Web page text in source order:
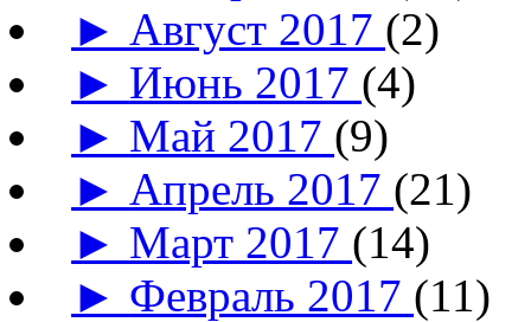
► Август 2017 (2)
► Июнь 2017 (4)
► Май 2017 (9)
► Апрель 2017 (21)
► Март 2017 (14)
► Февраль 2017 (11)